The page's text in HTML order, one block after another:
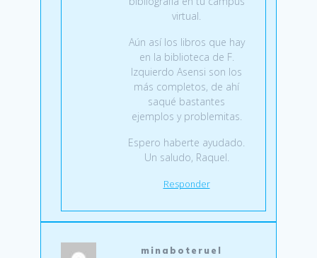
virtual.
Aún así los libros que hay
en la biblioteca de F.
Izquierdo Asensi son los
más completos, de ahí
saqué bastantes
ejemplos y problemitas.
Espero haberte ayudado.
Un saludo, Raquel.
Responder
minaboteruel